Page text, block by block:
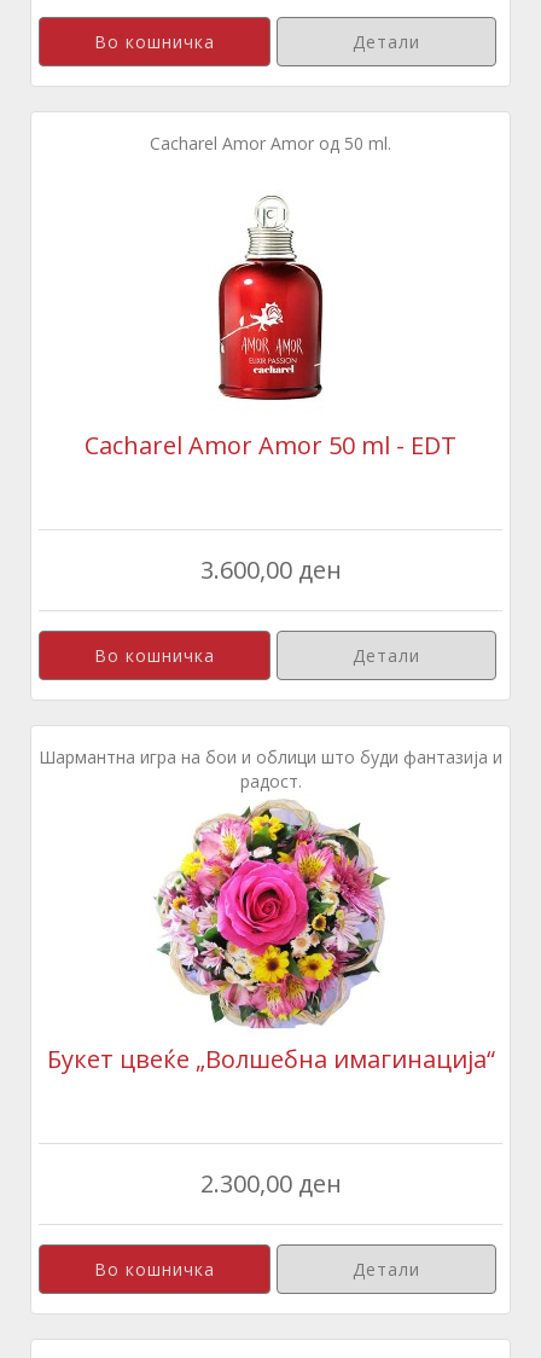
Детали
Cacharel Amor Amor од 50 ml.
Cacharel Amor Amor 50 ml - EDT
3.600,00 ден
Детали
Шармантна игра на бои и облици што буди фантазија и
радост.
Букет цвеќе „Волшебна имагинација“
2.300,00 ден
Детали